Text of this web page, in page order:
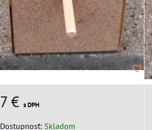
7 € s DPH
Dostupnosť: Skladom